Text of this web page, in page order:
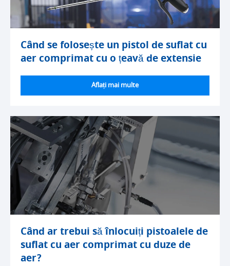
Când se folosește un pistol de suflat cu
aer comprimat cu o țeavă de extensie
Aflați mai multe
Când ar trebui să înlocuiți pistoalele de
suflat cu aer comprimat cu duze de
aer?